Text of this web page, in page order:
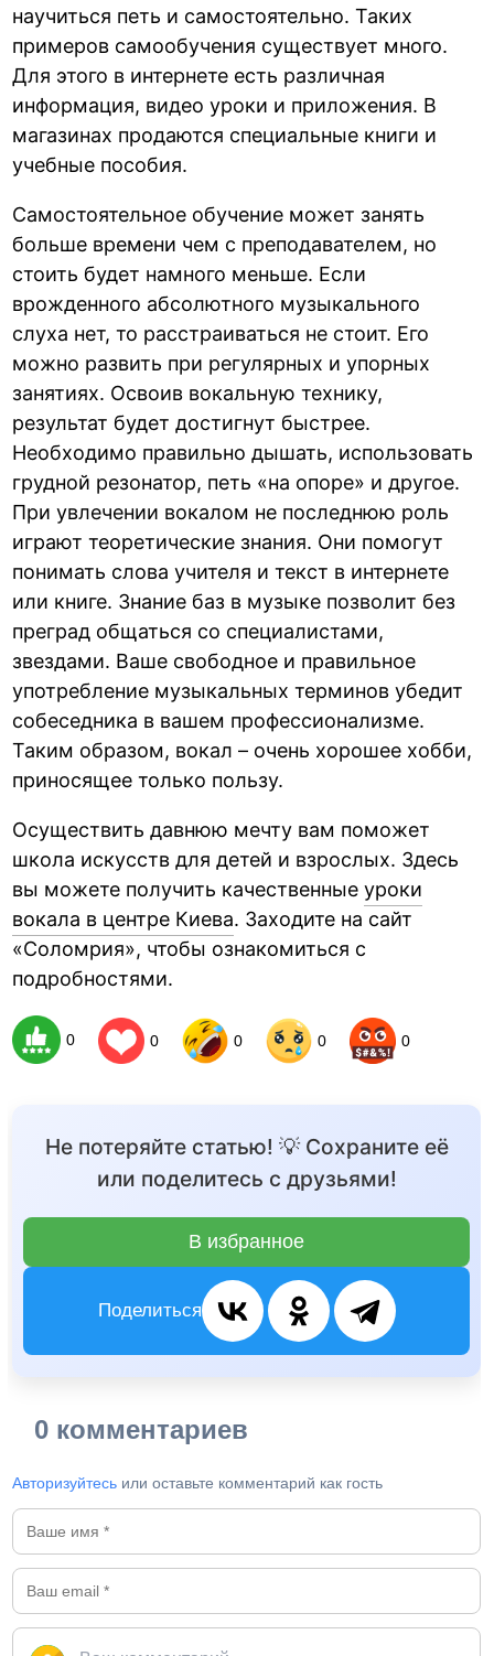
научиться петь и самостоятельно. Таких
примеров самообучения существует много.
Для этого в интернете есть различная
информация, видео уроки и приложения. В
магазинах продаются специальные книги и
учебные пособия.
Самостоятельное обучение может занять
больше времени чем с преподавателем, но
стоить будет намного меньше. Если
врожденного абсолютного музыкального
слуха нет, то расстраиваться не стоит. Его
можно развить при регулярных и упорных
занятиях. Освоив вокальную технику,
результат будет достигнут быстрее.
Необходимо правильно дышать, использовать
грудной резонатор, петь «на опоре» и другое.
При увлечении вокалом не последнюю роль
играют теоретические знания. Они помогут
понимать слова учителя и текст в интернете
или книге. Знание баз в музыке позволит без
преград общаться со специалистами,
звездами. Ваше свободное и правильное
употребление музыкальных терминов убедит
собеседника в вашем профессионализме.
Таким образом, вокал – очень хорошее хобби,
приносящее только пользу.
Осуществить давнюю мечту вам поможет
школа искусств для детей и взрослых. Здесь
вы можете получить качественныеуроки
вокала в центре Киева. Заходите на сайт
«Соломрия», чтобы ознакомиться с
подробностями.
0 0 0 0 0
Не потеряйте статью! 💡 Сохраните её
или поделитесь с друзьями!
В избранное
Поделиться
0 комментариев
Авторизуйтесь или оставьте комментарий как гость